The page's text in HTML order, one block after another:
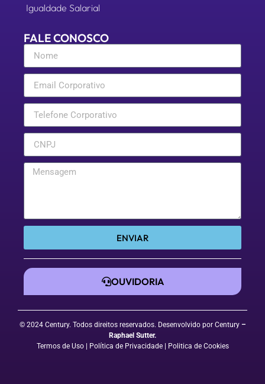
ENVIAR
© 2024 Century. Todos direitos reservados. Desenvolvido por Century–
Raphael Sutter.